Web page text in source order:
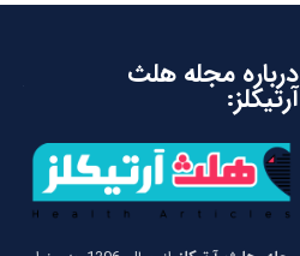
درباره مجله هلث
آرتیکلز: